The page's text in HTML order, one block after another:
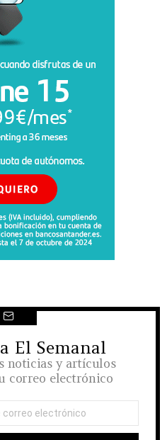
El Semanal
noticias y artículos
correo electrónico